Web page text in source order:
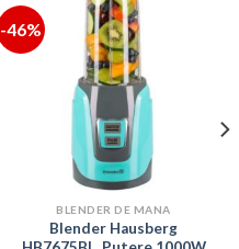
-46%
BLENDER DE MANA
Blender Hausberg